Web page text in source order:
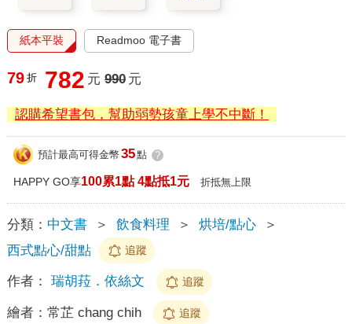
紙本平裝 Readmoo 電子書
79 折 782 元 990 元
認購希望書包，幫助弱勢孩童上學不中斷！
預計最高可得金幣 35點 ?
HAPPY GO享100累1點 4點抵1元 折抵無上限
分類： 中文書 ＞ 飲食料理 ＞ 烘培/點心
＞
西式點心/甜點
追蹤
作者： 瑞胡菈．依絲文 追蹤
繪者： 常芷 chang chih 追蹤